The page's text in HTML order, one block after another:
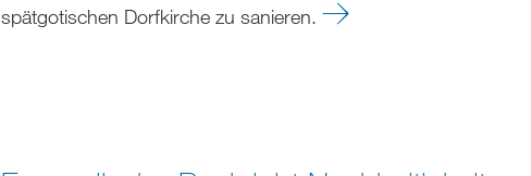
spätgotischen Dorfkirche zu sanieren.